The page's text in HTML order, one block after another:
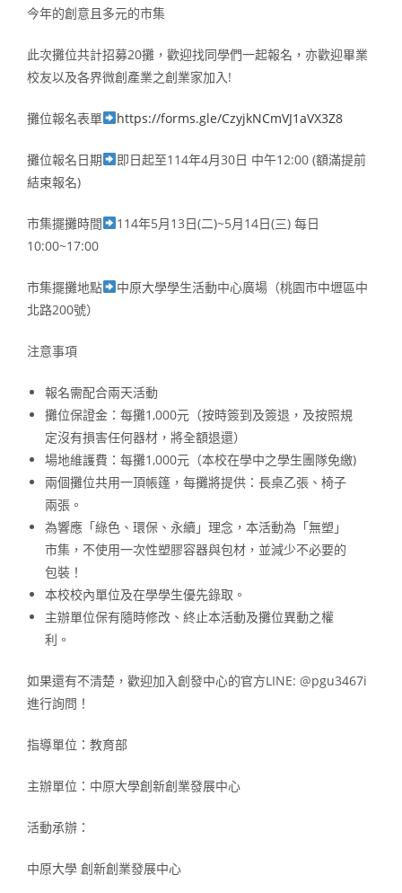
今年的創意且多元的市集
此次攤位共計招募20攤，歡迎找同學們一起報名，亦歡迎畢業
校友以及各界微創產業之創業家加入!
攤位報名表單 https://forms.gle/CzyjkNCmVJ1aVX3Z8
攤位報名日期
即日起至114年4月30日 中午12:00 (額滿提前
結束報名)
市集擺攤時間
114年5月13日(二)~5月14日(三) 每日
10:00~17:00
市集擺攤地點
中原大學學生活動中心廣場（桃園市中壢區中
北路200號）
注意事項
報名需配合兩天活動
攤位保證金：每攤1,000元（按時簽到及簽退，及按照規
定沒有損害任何器材，將全額退還）
場地維護費：每攤1,000元（本校在學中之學生團隊免繳)
兩個攤位共用一頂帳篷，每攤將提供：長桌乙張、椅子
兩張。
為響應「綠色、環保、永續」理念，本活動為「無塑」
市集，不使用一次性塑膠容器與包材，並減少不必要的
包裝！
本校校內單位及在學學生優先錄取。
主辦單位保有隨時修改、終止本活動及攤位異動之權
利。
如果還有不清楚，歡迎加入創發中心的官方LINE: @pgu3467i
進行詢問！
指導單位：教育部
主辦單位：中原大學創新創業發展中心
活動承辦：
中原大學 創新創業發展中心